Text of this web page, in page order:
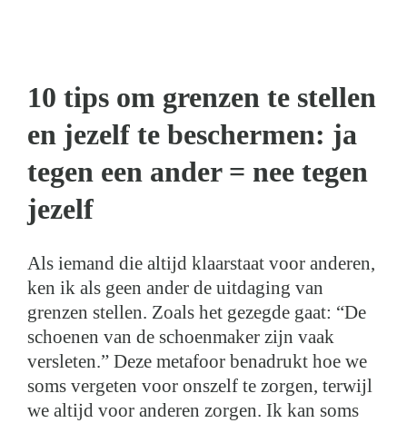
10 tips om grenzen te stellen
en jezelf te beschermen: ja
tegen een ander = nee tegen
jezelf
Als iemand die altijd klaarstaat voor anderen,
ken ik als geen ander de uitdaging van
grenzen stellen. Zoals het gezegde gaat: “De
schoenen van de schoenmaker zijn vaak
versleten.” Deze metafoor benadrukt hoe we
soms vergeten voor onszelf te zorgen, terwijl
we altijd voor anderen zorgen. Ik kan soms